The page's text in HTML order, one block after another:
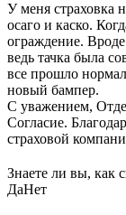
У меня страховка
осаго и каско.
ограждение.
ведь тачка была
все прошло
новый бампер.
С уважением,
Согласие.
страховой
Знаете ли вы, как
ДаНет